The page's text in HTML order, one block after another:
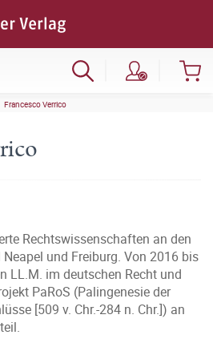
Francesco Verrico
Rechtswissenschaften an den
und Freiburg. Von 2016 bis
LL.M. im deutschen Recht und
PaRoS (Palingenesie der
[509 v. Chr.-284 n. Chr.]) an